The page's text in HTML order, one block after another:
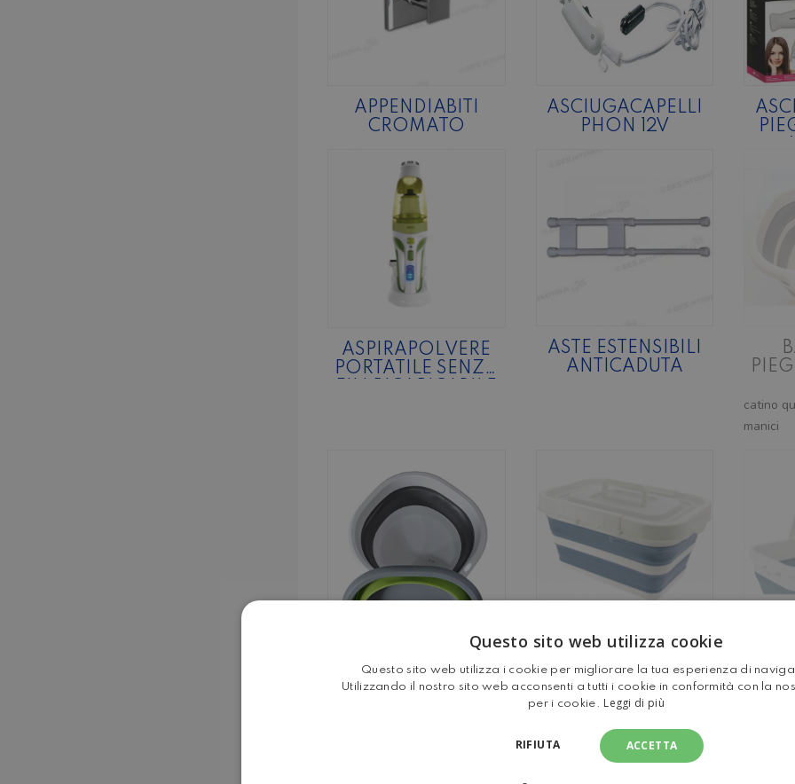
APPENDIABITI
CROMATO
ASCIUGACAPELLI
PHON 12V
ASPIRAPOLVERE
PORTATILE SENZA
ASTE ESTENSIBILI
ANTICADUTA
catino
manici
BACINELLA
RETTANGOLARE
PIEGHEVOLE CON
COPERCHIO
DOPPIO USO
bacinella retrattile
Questo sito web utilizza cookie
Questo sito web utilizza i cookie per migliorare la tua esperienza di
Utilizzando il nostro sito web acconsenti a tutti i cookie in conformità con la
per i cookie. Leggi di più
ACCETTA
RIFIUTA